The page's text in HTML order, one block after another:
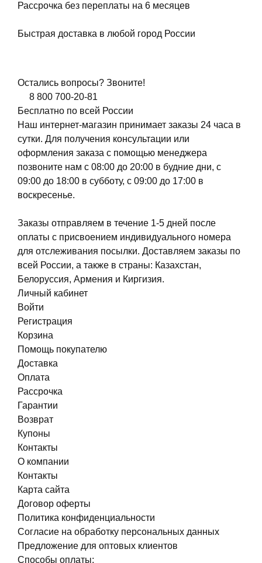
Рассрочка без переплаты на 6 месяцев
Быстрая доставка в любой город России
Остались вопросы? Звоните!
8 800 700-20-81
Бесплатно по всей России
Наш интернет-магазин принимает заказы 24 часа в
сутки. Для получения консультации или
оформления заказа с помощью менеджера
позвоните нам с 08:00 до 20:00 в будние дни, с
09:00 до 18:00 в субботу, с 09:00 до 17:00 в
воскресенье.
Заказы отправляем в течение 1-5 дней после
оплаты с присвоением индивидуального номера
для отслеживания посылки. Доставляем заказы по
всей России, а также в страны: Казахстан,
Белоруссия, Армения и Киргизия.
Личный кабинет
Войти
Регистрация
Корзина
Помощь покупателю
Доставка
Оплата
Рассрочка
Гарантии
Возврат
Купоны
Контакты
О компании
Контакты
Карта сайта
Договор оферты
Политика конфиденциальности
Согласие на обработку персональных данных
Предложение для оптовых клиентов
Способы оплаты: